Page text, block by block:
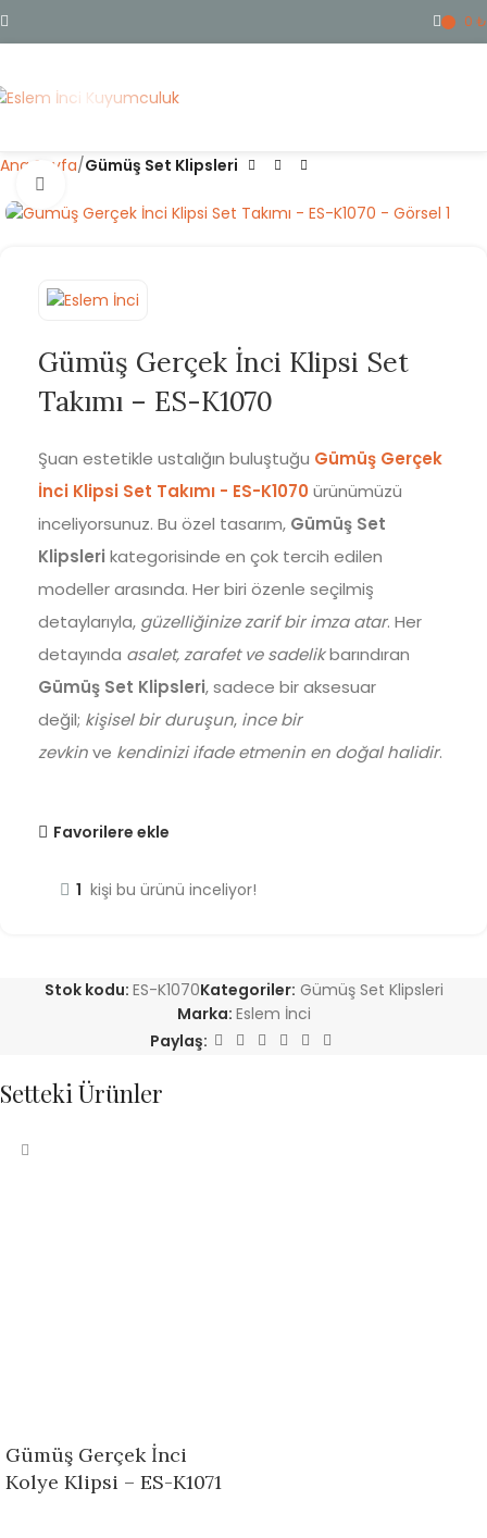
0 ₺
Ana Sayfa Gümüş Set Klipsleri
Gümüş Gerçek İnci Klipsi Set
Takımı – ES-K1070
Şuan estetikle ustalığın buluştuğu Gümüş Gerçek
İnci Klipsi Set Takımı - ES-K1070ürünümüzü
inceliyorsunuz. Bu özel tasarım, Gümüş Set
Klipsleri kategorisinde en çok tercih edilen
modeller arasında. Her biri özenle seçilmiş
detaylarıyla, güzelliğinize zarif bir imza atar. Her
detayında asalet, zarafet ve sadelikbarındıran
Gümüş Set Klipsleri, sadece bir aksesuar
değil; kişisel bir duruşun, ince bir
zevkinve kendinizi ifade etmenin en doğal halidir.
Favorilere ekle
1 kişi bu ürünü inceliyor!
Stok kodu: ES-K1070Kategoriler: Gümüş Set Klipsleri
Marka: Eslem İnci
Paylaş:
Setteki Ürünler
Gümüş Gerçek İnci
Kolye Klipsi – ES-K1071